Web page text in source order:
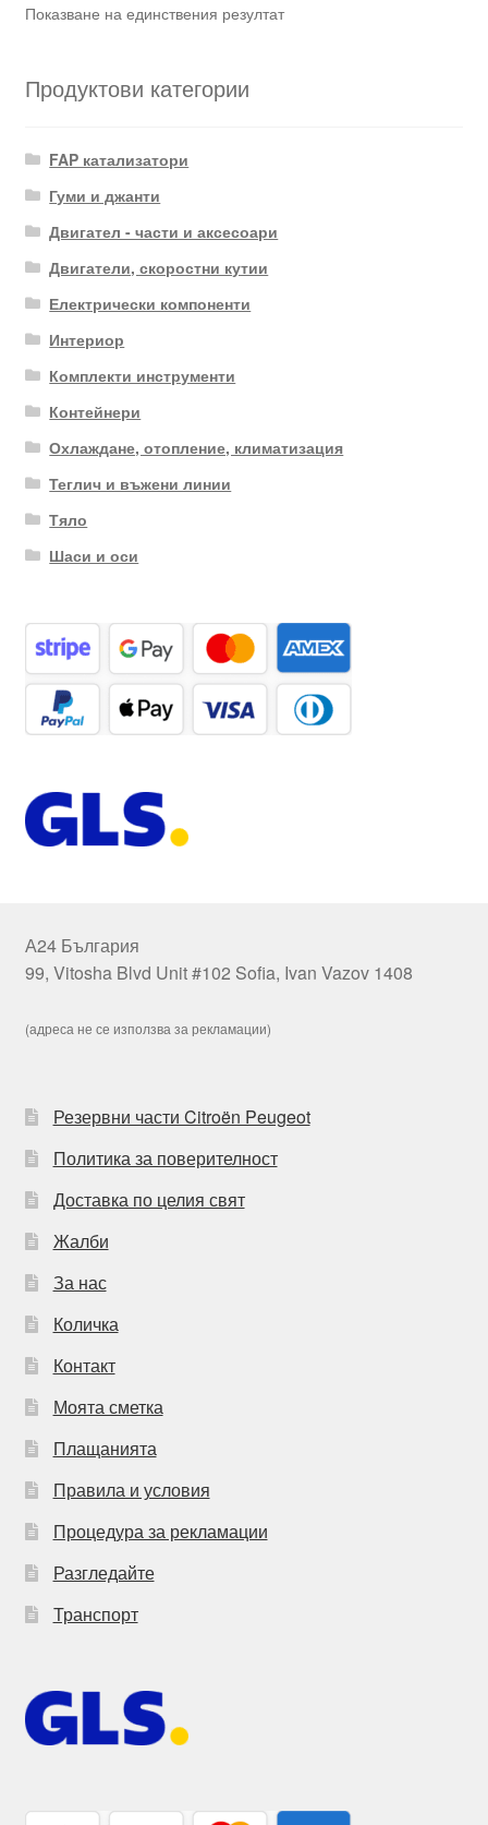
Показване на единствения резултат
Продуктови категории
FAP катализатори
Гуми и джанти
Двигател - части и аксесоари
Двигатели, скоростни кутии
Електрически компоненти
Интериор
Комплекти инструменти
Контейнери
Охлаждане, отопление, климатизация
Теглич и въжени линии
Тяло
Шаси и оси
А24 България
99, Vitosha Blvd Unit #102 Sofia, Ivan Vazov 1408
(адреса не се използва за рекламации)
Резервни части Citroën Peugeot
Политика за поверителност
Доставка по целия свят
Жалби
За нас
Количка
Контакт
Моята сметка
Плащанията
Правила и условия
Процедура за рекламации
Разгледайте
Транспорт